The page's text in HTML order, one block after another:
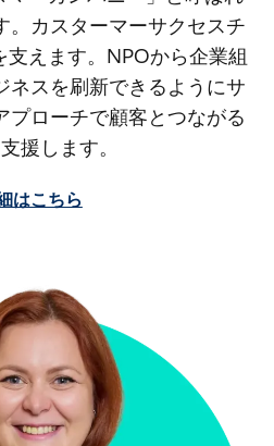
。カスターマーサクセスチ
支えます。NPOから企業組
ネスを刷新できるようにサ
プローチで顧客とつながる
援します。
はこちら